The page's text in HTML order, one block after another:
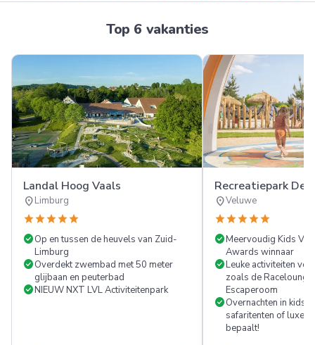
Top 6 vakanties
Landal Hoog Vaals
location_onLimburg
starstarstarstarstar
check_circleOp en tussen de heuvels van Zuid-
Limburg
check_circleOverdekt zwembad met 50 meter
glijbaan en peuterbad
check_circleNIEUW NXT LVL Activiteitenpark
Recreatiepark De
location_onVeluwe
starstarstarstarstar
check_circleMeervoudig Kids
Awards winnaar
check_circleLeuke activiteiten
zoals de
Escaperoom
check_circleOvernachten in
safaritenten of luxe
bepaalt!